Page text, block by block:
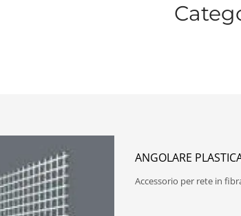
ANGOLARE
Accessorio per rete in